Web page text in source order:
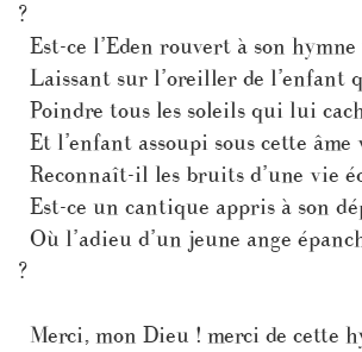
?
Est-ce l’Eden rouvert à son
Laissant sur l’oreiller de l’enfant
Poindre tous les soleils qui lui
Et l’enfant assoupi sous cette âme
Reconnaît-il les bruits d’une vie
Est-ce un cantique appris à son
Où l’adieu d’un jeune ange
?
Merci, mon Dieu ! merci de cette